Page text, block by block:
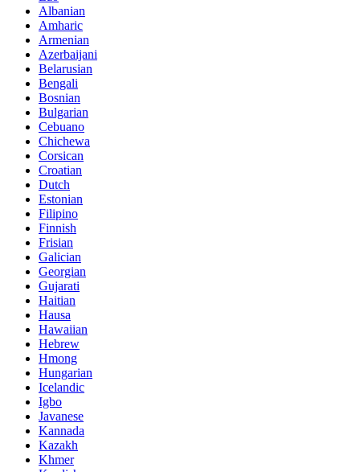
Albanian
Amharic
Armenian
Azerbaijani
Belarusian
Bengali
Bosnian
Bulgarian
Cebuano
Chichewa
Corsican
Croatian
Dutch
Estonian
Filipino
Finnish
Frisian
Galician
Georgian
Gujarati
Haitian
Hausa
Hawaiian
Hebrew
Hmong
Hungarian
Icelandic
Igbo
Javanese
Kannada
Kazakh
Khmer